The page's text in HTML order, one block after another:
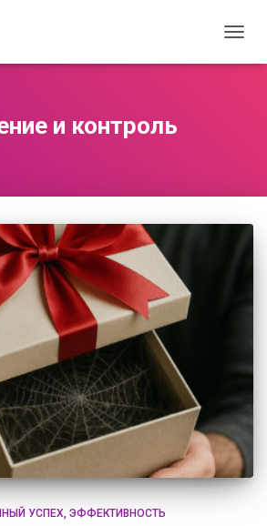
и контроль
УСПЕХ ЭФФЕКТИВНОСТЬ